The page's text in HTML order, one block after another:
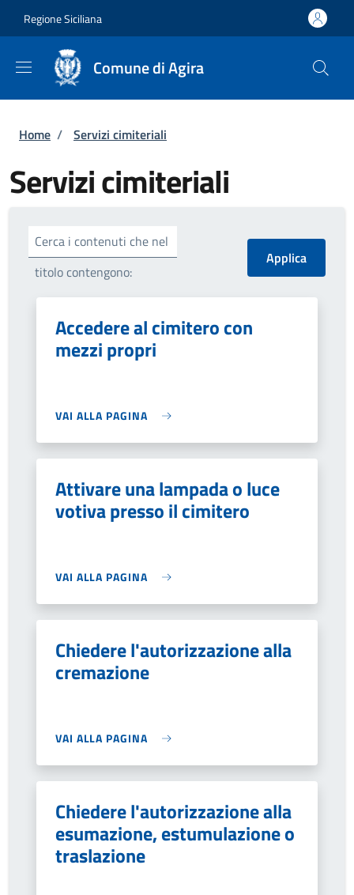
Regione Siciliana
Comune di Agira
Briciole di pane
Home / Servizi cimiteriali
Servizi cimiteriali
Cerca i contenuti che nel
titolo contengono:
Accedere al cimitero con
mezzi propri
VAI ALLA PAGINA
Attivare una lampada o luce
votiva presso il cimitero
VAI ALLA PAGINA
Chiedere l'autorizzazione alla
cremazione
VAI ALLA PAGINA
Chiedere l'autorizzazione alla
esumazione, estumulazione o
traslazione